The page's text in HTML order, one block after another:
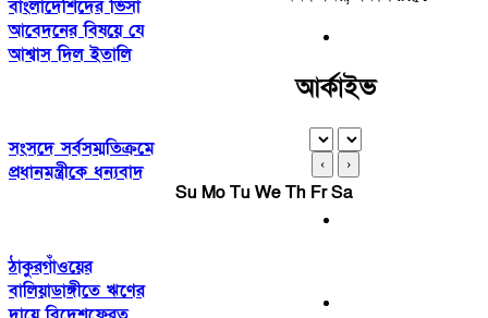
বাংলাদেশিদের ভিসা
আবেদনের বিষয়ে যে
আশ্বাস দিল ইতালি
সংসদে সর্বসম্মতিক্রমে
প্রধানমন্ত্রীকে ধন্যবাদ
ঠাকুরগাঁওয়ের
বালিয়াডাঙ্গীতে ঋণের
আর্কাইভ
‹ ›
Su MoTu WeTh FrSa